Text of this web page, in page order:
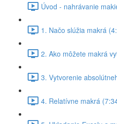
Úvod - nahrávanie
1. Načo slúžia makrá
2. Ako môžete makrá
3. Vytvorenie
4. Relatívne makrá